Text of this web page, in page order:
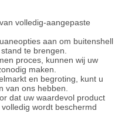
volledig-aangepaste
aan om buitenshell
te brengen.
proces, kunnen wij uw
maken.
en begroting, kunt u
van ons hebben.
dat uw waardevol product
wordt beschermd